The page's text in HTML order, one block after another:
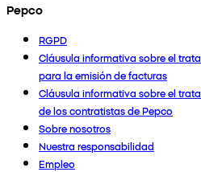
Pepco
RGPD
Cláusula informativa sobre el
para la emisión de facturas
Cláusula informativa sobre el
de los contratistas de Pepco
Sobre nosotros
Nuestra responsabilidad
Empleo